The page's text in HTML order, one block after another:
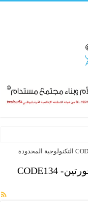
شركة كود ثري فورتين- CODE134